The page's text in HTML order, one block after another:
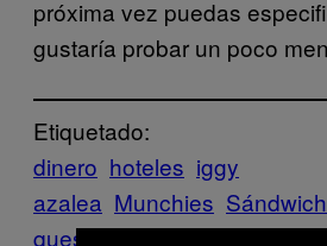
próxima vez puedas
gustaría probar un poco
Etiquetado:
dinero hoteles iggy
azalea Munchies
queso sandwiches